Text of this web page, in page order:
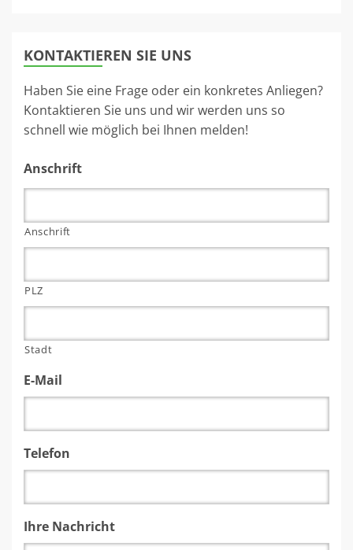
KONTAKTIEREN SIE UNS
Haben Sie eine Frage oder ein konkretes Anliegen?
Kontaktieren Sie uns und wir werden uns so
schnell wie möglich bei Ihnen melden!
Anschrift
Anschrift
PLZ
Stadt
E-Mail
Telefon
Ihre Nachricht